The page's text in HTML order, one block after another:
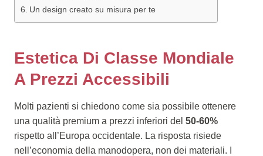
Un design creato su misura per te
Estetica Di Classe Mondiale
A Prezzi Accessibili
Molti pazienti si chiedono come sia possibile ottenere
una qualità premium a prezzi inferiori del 50-60%
rispetto all’Europa occidentale. La risposta risiede
nell’economia della manodopera, non dei materiali. I